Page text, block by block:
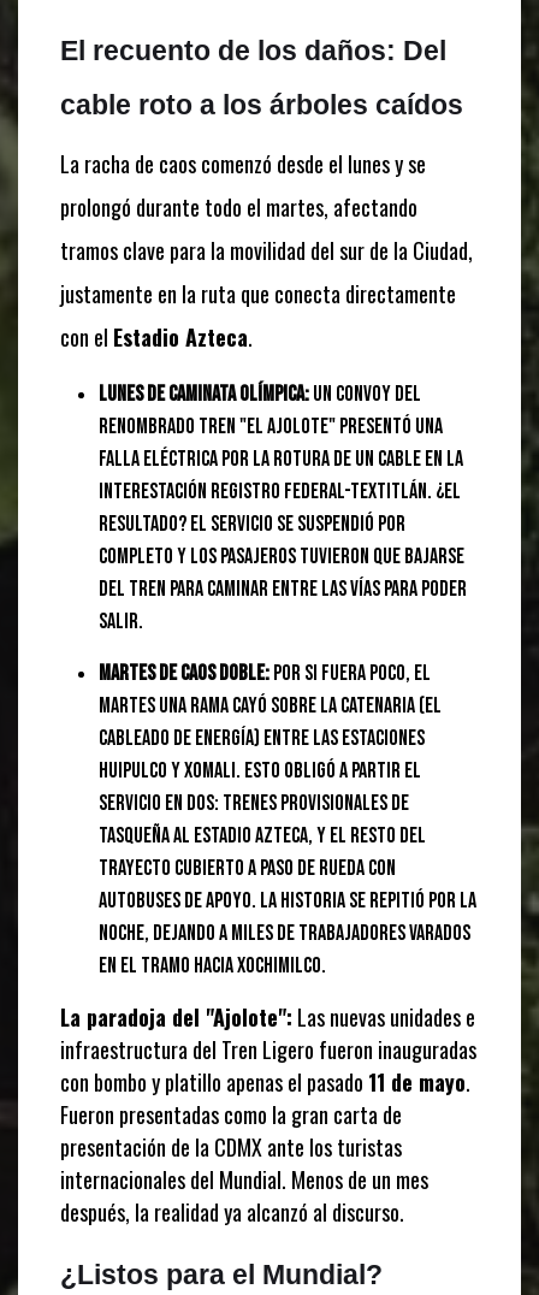
El recuento de los daños: Del
cable roto a los árboles caídos
La racha de caos comenzó desde el lunes y se
prolongó durante todo el martes, afectando
tramos clave para la movilidad del sur de la Ciudad,
justamente en la ruta que conecta directamente
con el Estadio Azteca.
Lunes de caminata olímpica:Un convoy del
renombrado tren "El Ajolote" presentó una
falla eléctrica por la rotura de un cable en la
interestación Registro Federal-Textitlán. ¿El
resultado? El servicio se suspendió por
completo y los pasajeros tuvieron que bajarse
del tren para caminar entre las vías para poder
salir.
Martes de caos doble:Por si fuera poco, el
martes una rama cayó sobre la catenaria (el
cableado de energía) entre las estaciones
Huipulco y Xomali. Esto obligó a partir el
servicio en dos: trenes provisionales de
Tasqueña al Estadio Azteca, y el resto del
trayecto cubierto a paso de rueda con
autobuses de apoyo. La historia se repitió por la
noche, dejando a miles de trabajadores varados
en el tramo hacia Xochimilco.
La paradoja del "Ajolote": Las nuevas unidades e
infraestructura del Tren Ligero fueron inauguradas
con bombo y platillo apenas el pasado 11 de mayo.
Fueron presentadas como la gran carta de
presentación de la CDMX ante los turistas
internacionales del Mundial. Menos de un mes
después, la realidad ya alcanzó al discurso.
¿Listos para el Mundial?